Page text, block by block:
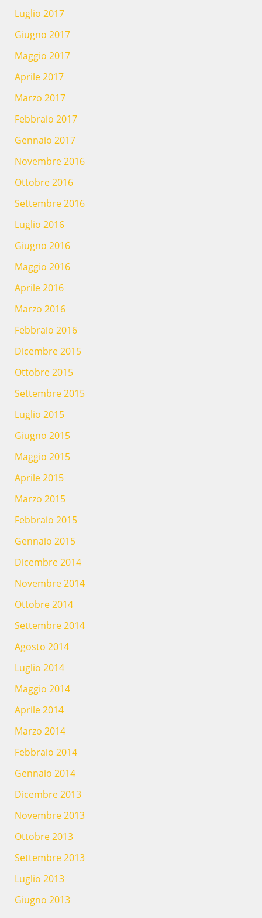
Luglio 2017
Giugno 2017
Maggio 2017
Aprile 2017
Marzo 2017
Febbraio 2017
Gennaio 2017
Novembre 2016
Ottobre 2016
Settembre 2016
Luglio 2016
Giugno 2016
Maggio 2016
Aprile 2016
Marzo 2016
Febbraio 2016
Dicembre 2015
Ottobre 2015
Settembre 2015
Luglio 2015
Giugno 2015
Maggio 2015
Aprile 2015
Marzo 2015
Febbraio 2015
Gennaio 2015
Dicembre 2014
Novembre 2014
Ottobre 2014
Settembre 2014
Agosto 2014
Luglio 2014
Maggio 2014
Aprile 2014
Marzo 2014
Febbraio 2014
Gennaio 2014
Dicembre 2013
Novembre 2013
Ottobre 2013
Settembre 2013
Luglio 2013
Giugno 2013